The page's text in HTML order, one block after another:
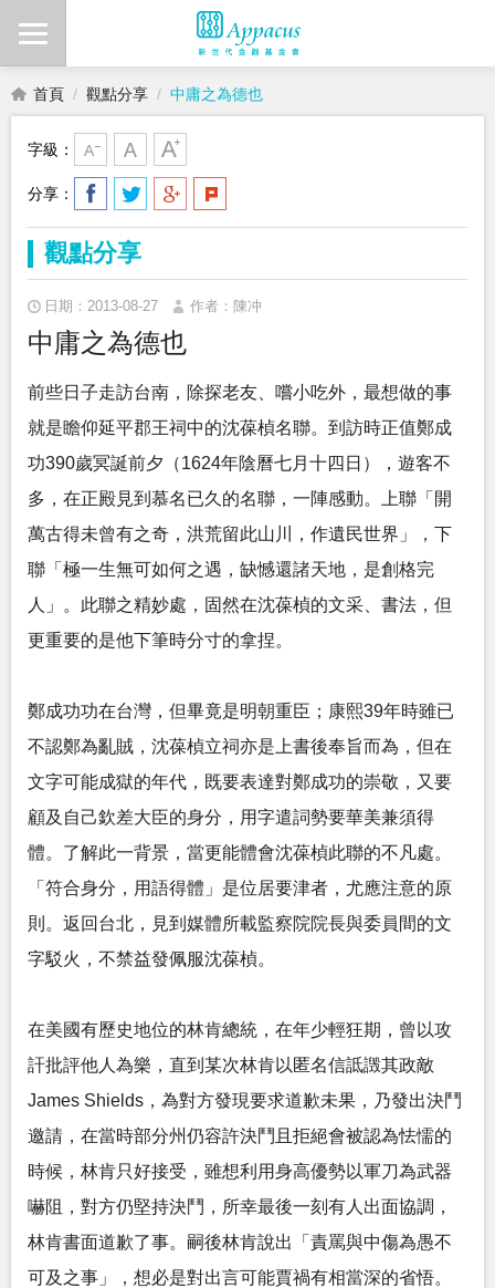
首頁 觀點分享 中庸之為德也
字級：
分享：
觀點分享
日期：2013-08-27 作者：陳冲
中庸之為德也
前些日子走訪台南，除探老友、嚐小吃外，最想做的事
就是瞻仰延平郡王祠中的沈葆楨名聯。到訪時正值鄭成
功390歲冥誕前夕（1624年陰曆七月十四日），遊客不
多，在正殿見到慕名已久的名聯，一陣感動。上聯「開
萬古得未曾有之奇，洪荒留此山川，作遺民世界」，下
聯「極一生無可如何之遇，缺憾還諸天地，是創格完
人」。此聯之精妙處，固然在沈葆楨的文采、書法，但
更重要的是他下筆時分寸的拿捏。
鄭成功功在台灣，但畢竟是明朝重臣；康熙39年時雖已
不認鄭為亂賊，沈葆楨立祠亦是上書後奉旨而為，但在
文字可能成獄的年代，既要表達對鄭成功的崇敬，又要
顧及自己欽差大臣的身分，用字遣詞勢要華美兼須得
體。了解此一背景，當更能體會沈葆楨此聯的不凡處。
「符合身分，用語得體」是位居要津者，尤應注意的原
則。返回台北，見到媒體所載監察院院長與委員間的文
字駁火，不禁益發佩服沈葆楨。
在美國有歷史地位的林肯總統，在年少輕狂期，曾以攻
訐批評他人為樂，直到某次林肯以匿名信詆譭其政敵
James Shields，為對方發現要求道歉未果，乃發出決鬥
邀請，在當時部分州仍容許決鬥且拒絕會被認為怯懦的
時候，林肯只好接受，雖想利用身高優勢以軍刀為武器
嚇阻，對方仍堅持決鬥，所幸最後一刻有人出面協調，
林肯書面道歉了事。嗣後林肯說出「責罵與中傷為愚不
可及之事」，想必是對出言可能賈禍有相當深的省悟。